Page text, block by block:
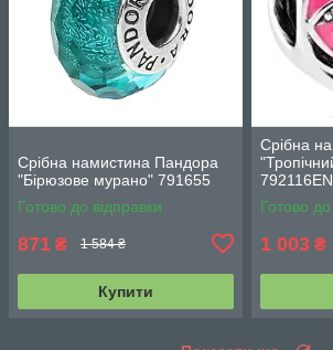
Срібна намистина Пандора
"Бірюзове мурано" 791655
Готово до відправки
871 ₴ 1 584 ₴
Купити
Срібна
Готово до
1 003 ₴